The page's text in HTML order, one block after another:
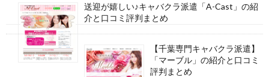
送迎が嬉しい♪キャバクラ派遣「A-Cast」の紹
介と口コミ評判まとめ
【千葉専門キャバクラ派遣】
「マーブル」の紹介と口コミ
評判まとめ